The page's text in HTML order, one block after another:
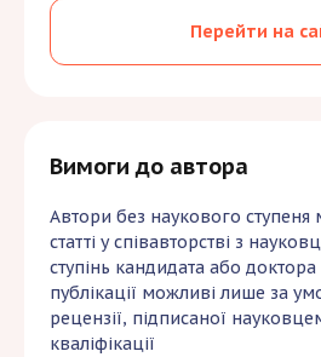
Перейти на
Вимоги до автора
Автори без наукового ступеня
статті у співавторстві з
ступінь кандидата або доктора
публікації можливі лише за
рецензії, підписаної
кваліфікації
Вартість друкованого
800 гривень, які необхідно